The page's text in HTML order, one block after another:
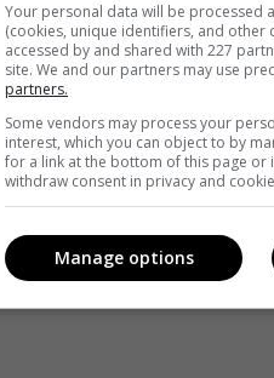
Your personal data will be processed
(cookies, unique identifiers, and other
accessed by and shared with 227
site. We and our partners may use
partners.
Some vendors may process your
interest, which you can object to by
for a link at the bottom of this page or
withdraw consent in privacy and
Manage options